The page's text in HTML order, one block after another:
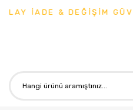
İADE & DEĞİŞİM